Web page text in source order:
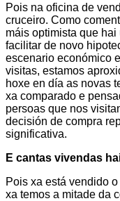
Pois na oficina de
cruceiro. Como
máis optimista que
facilitar de novo
escenario económico
visitas, estamos
hoxe en día as novas
xa comparado e
persoas que nos
decisión de compra
significativa.
E cantas vivendas
Pois xa está vendido
xa temos a mitade da